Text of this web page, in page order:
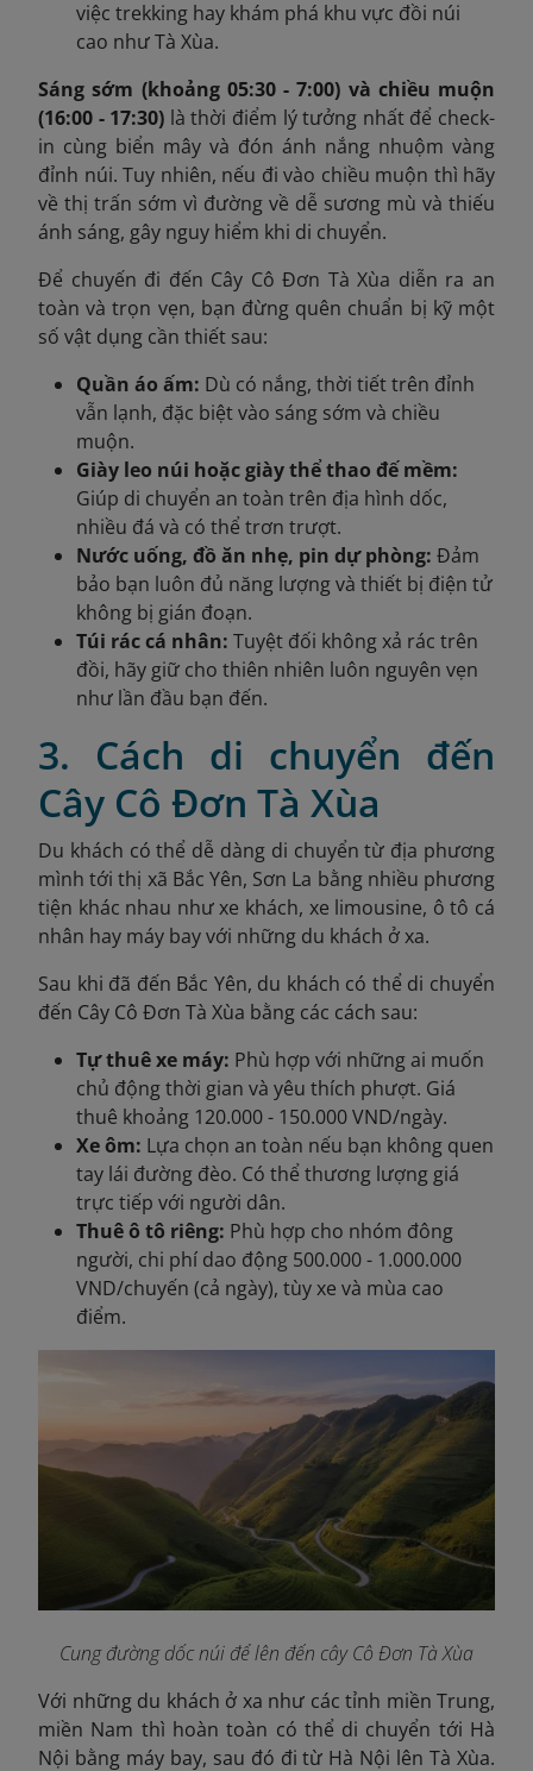
việc trekking hay khám phá khu vực đồi núi
cao như Tà Xùa.
Sáng sớm (khoảng 05:30 - 7:00) và chiều muộn
(16:00 - 17:30) là thời điểm lý tưởng nhất để check-
in cùng biển mây và đón ánh nắng nhuộm vàng
đỉnh núi. Tuy nhiên, nếu đi vào chiều muộn thì hãy
về thị trấn sớm vì đường về dễ sương mù và thiếu
ánh sáng, gây nguy hiểm khi di chuyển.
Để chuyến đi đến Cây Cô Đơn Tà Xùa diễn ra an
toàn và trọn vẹn, bạn đừng quên chuẩn bị kỹ một
số vật dụng cần thiết sau:
Quần áo ấm: Dù có nắng, thời tiết trên đỉnh
vẫn lạnh, đặc biệt vào sáng sớm và chiều
muộn.
Giày leo núi hoặc giày thể thao đế mềm:
Giúp di chuyển an toàn trên địa hình dốc,
nhiều đá và có thể trơn trượt.
Nước uống, đồ ăn nhẹ, pin dự phòng: Đảm
bảo bạn luôn đủ năng lượng và thiết bị điện tử
không bị gián đoạn.
Túi rác cá nhân: Tuyệt đối không xả rác trên
đồi, hãy giữ cho thiên nhiên luôn nguyên vẹn
như lần đầu bạn đến.
3. Cách di chuyển đến
Cây Cô Đơn Tà Xùa
Du khách có thể dễ dàng di chuyển từ địa phương
mình tới thị xã Bắc Yên, Sơn La bằng nhiều phương
tiện khác nhau như xe khách, xe limousine, ô tô cá
nhân hay máy bay với những du khách ở xa.
Sau khi đã đến Bắc Yên, du khách có thể di chuyển
đến Cây Cô Đơn Tà Xùa bằng các cách sau:
Tự thuê xe máy: Phù hợp với những ai muốn
chủ động thời gian và yêu thích phượt. Giá
thuê khoảng 120.000 - 150.000 VND/ngày.
Xe ôm: Lựa chọn an toàn nếu bạn không quen
tay lái đường đèo. Có thể thương lượng giá
trực tiếp với người dân.
Thuê ô tô riêng: Phù hợp cho nhóm đông
người, chi phí dao động 500.000 - 1.000.000
VND/chuyến (cả ngày), tùy xe và mùa cao
điểm.
Cung đường dốc núi để lên đến cây Cô Đơn Tà Xùa
Với những du khách ở xa như các tỉnh miền Trung,
miền Nam thì hoàn toàn có thể di chuyển tới Hà
Nội bằng máy bay, sau đó đi từ Hà Nội lên Tà Xùa.